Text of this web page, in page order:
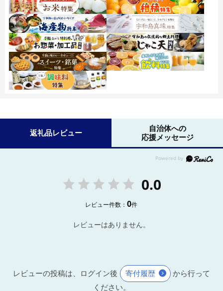
返礼品レビュー
自治体への
応援メッセージ
0.0
レビュー件数：0件
レビューはありません。
レビューの投稿は、ログイン後 寄付履歴
から行って
ください。